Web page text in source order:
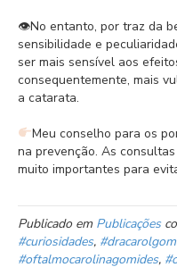
👁No entanto, por traz da
sensibilidade e
ser mais sensível aos
consequentemente, mais
a catarata.⁣
Meu conselho para os
na prevenção. As
muito importantes para
Publicado em Publicações
#curiosidades,
#oftalmocarolinagomides,